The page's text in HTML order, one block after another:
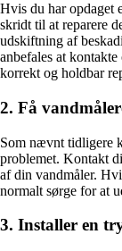
Hvis du har opdaget
skridt til at reparere
udskiftning af
anbefales at
korrekt og holdbar
2. Få
Som nævnt tidligere
problemet. Kontakt
af din vandmåler.
normalt sørge for at
3. Installer en